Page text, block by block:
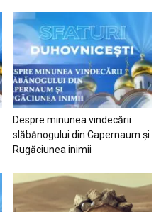
Despre minunea vindecării
slăbănogului din Capernaum și
Rugăciunea inimii